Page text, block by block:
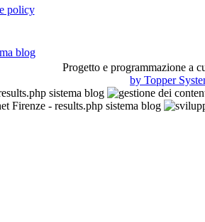
policy
Progetto e programmazione a
by Topper